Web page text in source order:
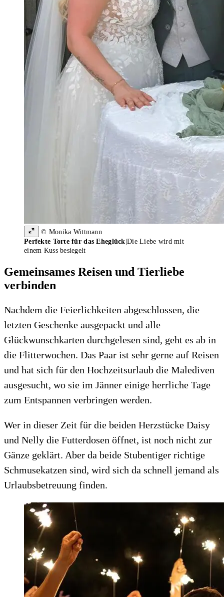
© Monika Wittmann
Perfekte Torte für das Eheglück Die Liebe wird mit
einem Kuss besiegelt
Gemeinsames Reisen und Tierliebe
verbinden
Nachdem die Feierlichkeiten abgeschlossen, die
letzten Geschenke ausgepackt und alle
Glückwunschkarten durchgelesen sind, geht es ab in
die Flitterwochen. Das Paar ist sehr gerne auf Reisen
und hat sich für den Hochzeitsurlaub die Malediven
ausgesucht, wo sie im Jänner einige herrliche Tage
zum Entspannen verbringen werden.
Wer in dieser Zeit für die beiden Herzstücke Daisy
und Nelly die Futterdosen öffnet, ist noch nicht zur
Gänze geklärt. Aber da beide Stubentiger richtige
Schmusekatzen sind, wird sich da schnell jemand als
Urlaubsbetreuung finden.